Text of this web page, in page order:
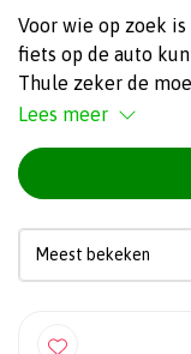
Voor wie op zoek
fiets op de auto
Thule zeker de
Lees meer